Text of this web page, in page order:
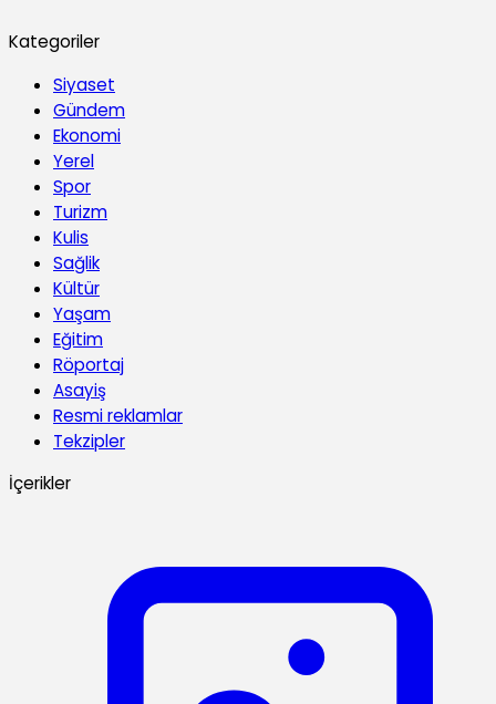
Kategoriler
Siyaset
Gündem
Ekonomi
Yerel
Spor
Turizm
Kulis
Sağlik
Kültür
Yaşam
Eğitim
Röportaj
Asayiş
Resmi reklamlar
Tekzipler
İçerikler